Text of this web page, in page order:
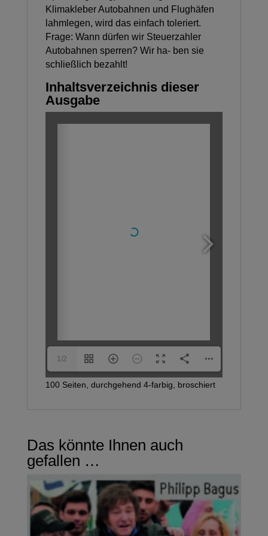
Klimakleber Autobahnen und Flughäfen
lahmlegen, wird das einfach toleriert.
Frage: Wann dürfen wir Steuerzahler
Autobahnen sperren? Wir ha- ben sie
schließlich bezahlt!
Inhaltsverzeichnis dieser
Ausgabe
1/2
100 Seiten, durchgehend 4-farbig, broschiert
Das könnte Ihnen auch
gefallen …